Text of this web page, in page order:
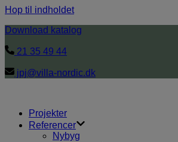
Hop til indholdet
Download katalog
21 35 49 44
jpj@villa-nordic.dk
Projekter
Referencer
Nybyg